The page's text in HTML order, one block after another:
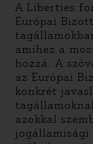
A Liberties
Európai
amihez a
hozzá. A
az Európai
konkrét
azokkal
jogállamisági